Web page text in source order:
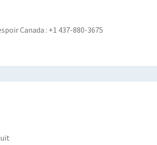
Canada : +1 437-880-3675